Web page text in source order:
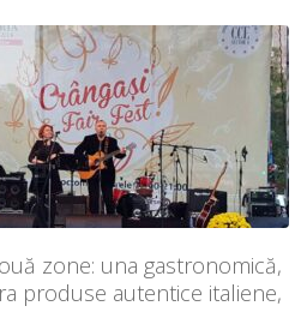
zone: una gastronomică,
produse autentice italiene,